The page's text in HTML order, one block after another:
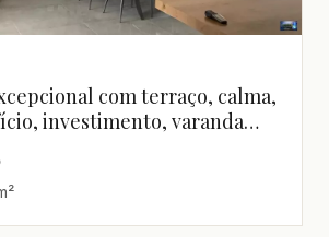
com terraço, calma,
investimento, varanda
localização, lugar calmo,
vista, grande, alto padrão,
do mar, vista para o mar,
bem projetado,